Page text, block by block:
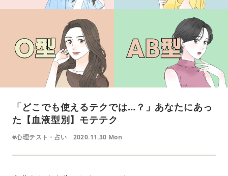
「どこでも使えるテクでは…？」あなたにあっ
た【血液型別】モテテク
#心理テスト・占い 2020.11.30 Mon